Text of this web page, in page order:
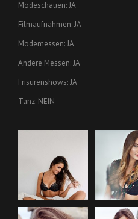
Modeschauen: JA
Filmaufnahmen: JA
Modemessen: JA
Andere Messen: JA
Frisurenshows: JA
Tanz: NEIN